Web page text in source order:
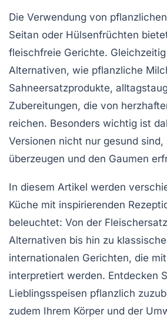
Die Verwendung von
Seitan oder Hülsenfrüchten
fleischfreie Gerichte.
Alternativen, wie pflanzliche
Sahneersatzprodukte,
Zubereitungen, die von
reichen. Besonders wichtig ist
Versionen nicht nur gesund
überzeugen und den Gaumen
In diesem Artikel werden
Küche mit inspirierenden
beleuchtet: Von der
Alternativen bis hin zu
internationalen Gerichten, die
interpretiert werden. Entdecken
Lieblingsspeisen pflanzlich
zudem Ihrem Körper und der